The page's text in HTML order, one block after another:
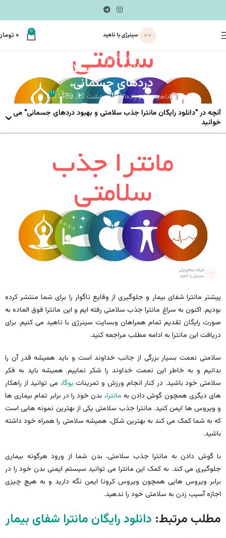
0 ۰
مدیتیشن و مانترا
دانلود رایگان مانترا جذب سلامتی و بهبود
دردهای جسمانی
ناهید عالم زادهOn اردیبهشت 20, 1400 11
آنچه در "دانلود رایگان مانترا جذب سلامتی و بهبود دردهای جسمانی" می
خوانید
پیشتر مانترا شفای بیمار و جلوگیری از وقایع ناگوار را برای شما منتشر کرده
بودیم. اکنون به سراغ مانترا جذب سلامتی رفته ایم و این مانترا فوق العاده به
صورت رایگان تقدیم تمام همراهان وبسایت سینرژی با ناهید می کنیم. برای
دریافت این مانترا به ادامه مطلب مراجعه کنید.
سلامتی نعمت بسیار بزرگی از جانب خداوند است و باید همیشه قدر آن را
بدانیم و به خاطر این نعمت خداوند را شکر نماییم. همیشه باید به فکر
سلامتی خود باشید. در کنار انجام ورزش و تمرینات یوگا، می توانید از راهکار
های دیگری همچون گوش دادن به مانترا، بدن خود را در برابر تمام بیماری ها
و ویروس ها ایمن کنید. مانترا جذب سلامتی یکی از بهترین نمونه هایی است
که به شما کمک می کند به بهترین شکل، همیشه سلامتی را همراه خود داشته
باشید.
با گوش دادن به مانترا جذب سلامتی، بدن شما از ورود هرگونه بیماری
جلوگیری می کند. به کمک این مانترا می توانید سیستم ایمنی بدن خود را در
برابر ویروس هایی همچون ویروس کرونا ایمن نگه دارید و به هیچ چیزی
اجازه آسیب زدن به سلامتی خود را ندهید.
مطلب مرتبط: دانلود رایگان مانترا شفای بیمار